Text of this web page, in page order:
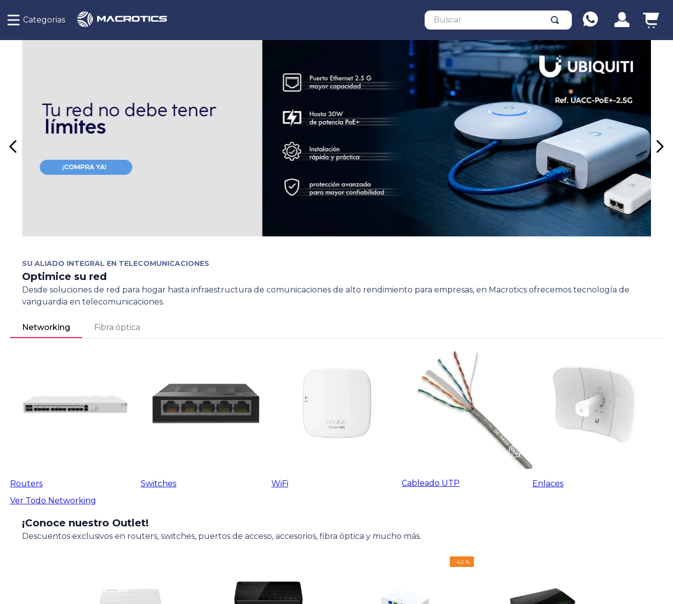
Categorias
Buscar
SU ALIADO INTEGRAL EN TELECOMUNICACIONES
Optimice su red
Desde soluciones de red para hogar hasta infraestructura de comunicaciones de alto rendimiento para empresas, en Macrotics ofrecemos tecnología de
vanguardia en telecomunicaciones.
Networking Fibra óptica
Routers Switches WiFi Cableado UTP
Enlaces
Ver Todo Networking
¡Conoce nuestro Outlet!
Descuentos exclusivos en routers, switches, puertos de acceso, accesorios, fibra óptica y mucho más.
-42 %